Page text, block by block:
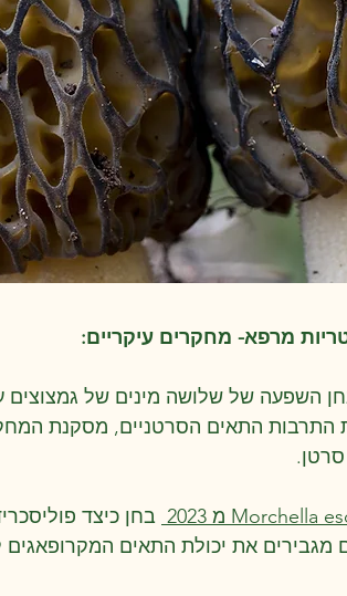
מרפא- מחקרים עיקריים:
השפעה של שלושה מינים של גמצוצים
התרבות התאים הסרטניים, מסקנת
סרטן.
בחן כיצד
מגבירים את יכולת התאים המקרופאגים